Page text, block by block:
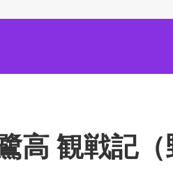
高 観戦記（